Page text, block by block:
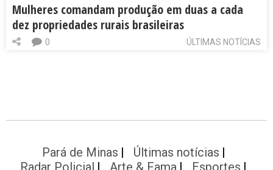
Mulheres comandam produção em duas a cada
dez propriedades rurais brasileiras
ÚLTIMAS NOTÍCIAS
0
Pará de Minas
Últimas notícias
Radar Policial
Arte & Fama Esportes